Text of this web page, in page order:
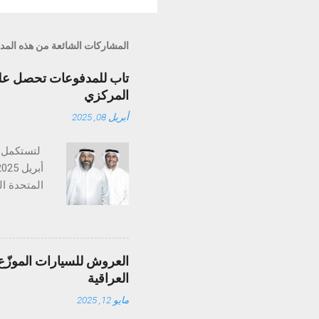
المشاركات الشائعة من هذه
تاب للمدفوعات تحصل
المركزي
أبريل 08, 2025
متخصصة
العروش للسيارات
العراقية
مايو 12, 2025